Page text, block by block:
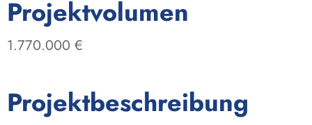
Projektvolumen
1.770.000 €
Projektbeschreibung